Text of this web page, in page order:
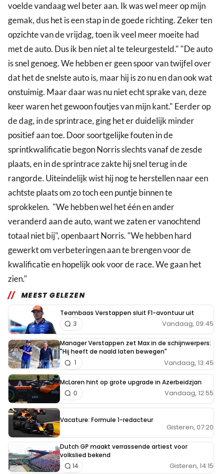
voelde vandaag wel beter aan. Ik was wel meer op mijn
gemak, dus het is een stap in de goede richting. Zeker ten
opzichte van de vrijdag, toen ik veel meer moeite had
met de auto. Dus ik ben niet al te teleurgesteld." "De auto
is snel genoeg. We hebben er geen spoor van twijfel over
dat het de snelste auto is, maar hij is zo nu en dan ook wat
onstuimig. Maar daar was nu niet echt sprake van, deze
keer waren het gewoon foutjes van mijn kant." Eerder op
de dag, in de sprintrace, ging het er duidelijk minder
positief aan toe. Door soortgelijke fouten in de
sprintkwalificatie begon Norris slechts vanaf de zesde
plaats, en in de sprintrace zakte hij snel terug in de
rangorde. Uiteindelijk wist hij nog te herstellen naar een
achtste plaats om zo toch een puntje binnen te
sprokkelen. "We hebben wel het één en ander
veranderd aan de auto, want we zaten er vanochtend
totaal niet bij", openbaart Norris. "We hebben hard
gewerkt om verbeteringen aan te brengen voor de
kwalificatie en hopelijk ook voor de race. We gaan het
zien."
MEEST GELEZEN
Teambaas Verstappen sluit F1-avontuur uit
Vandaag, 09:45
3
Manager Verstappen zet Max in de schijnwerpers:
"Hij heeft de naald laten bewegen"
Vandaag, 13:45
1
McLaren hint op grote upgrade in Azerbeidzjan
Vandaag, 12:55
0
Vacature: Formule 1-redacteur
Gisteren, 07:20
Dutch GP maakt verrassende artiest voor
volkslied bekend
Gisteren, 14:15
14